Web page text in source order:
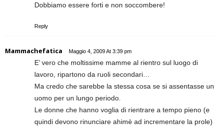
Dobbiamo essere forti e non soccombere!
Reply
Mammachefatica Maggio 4, 2009 At 3:39 pm
E’ vero che moltissime mamme al rientro sul luogo di
lavoro, ripartono da ruoli secondari…
Ma credo che sarebbe la stessa cosa se si assentasse un
uomo per un lungo periodo.
Le donne che hanno voglia di rientrare a tempo pieno (e
quindi devono rinunciare ahimè ad incrementare la prole)